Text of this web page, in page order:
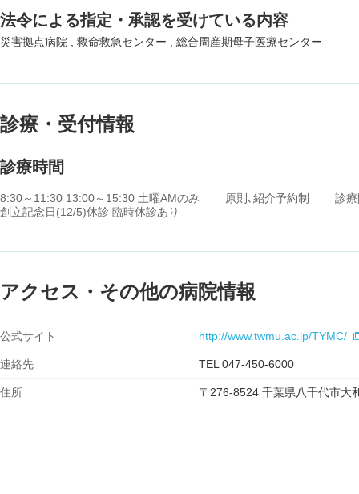
法令による指定・承認を受けている内容
災害拠点病院 救命救急センター 総合周産期母子医療センター
診療・受付情報
診療時間
8:30～11:30 13:00～15:30 土曜AMのみ 原則､紹介予約制 診
創立記念日(12/5)休診 臨時休診あり
アクセス・その他の病院情報
公式サイト http://www.twmu.ac.jp/TYMC/
連絡先 TEL 047-450-6000
住所 〒276-8524 千葉県八千代市大